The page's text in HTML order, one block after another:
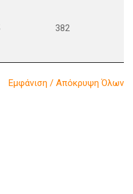
382
Εμφάνιση / Απόκρυψη Όλων